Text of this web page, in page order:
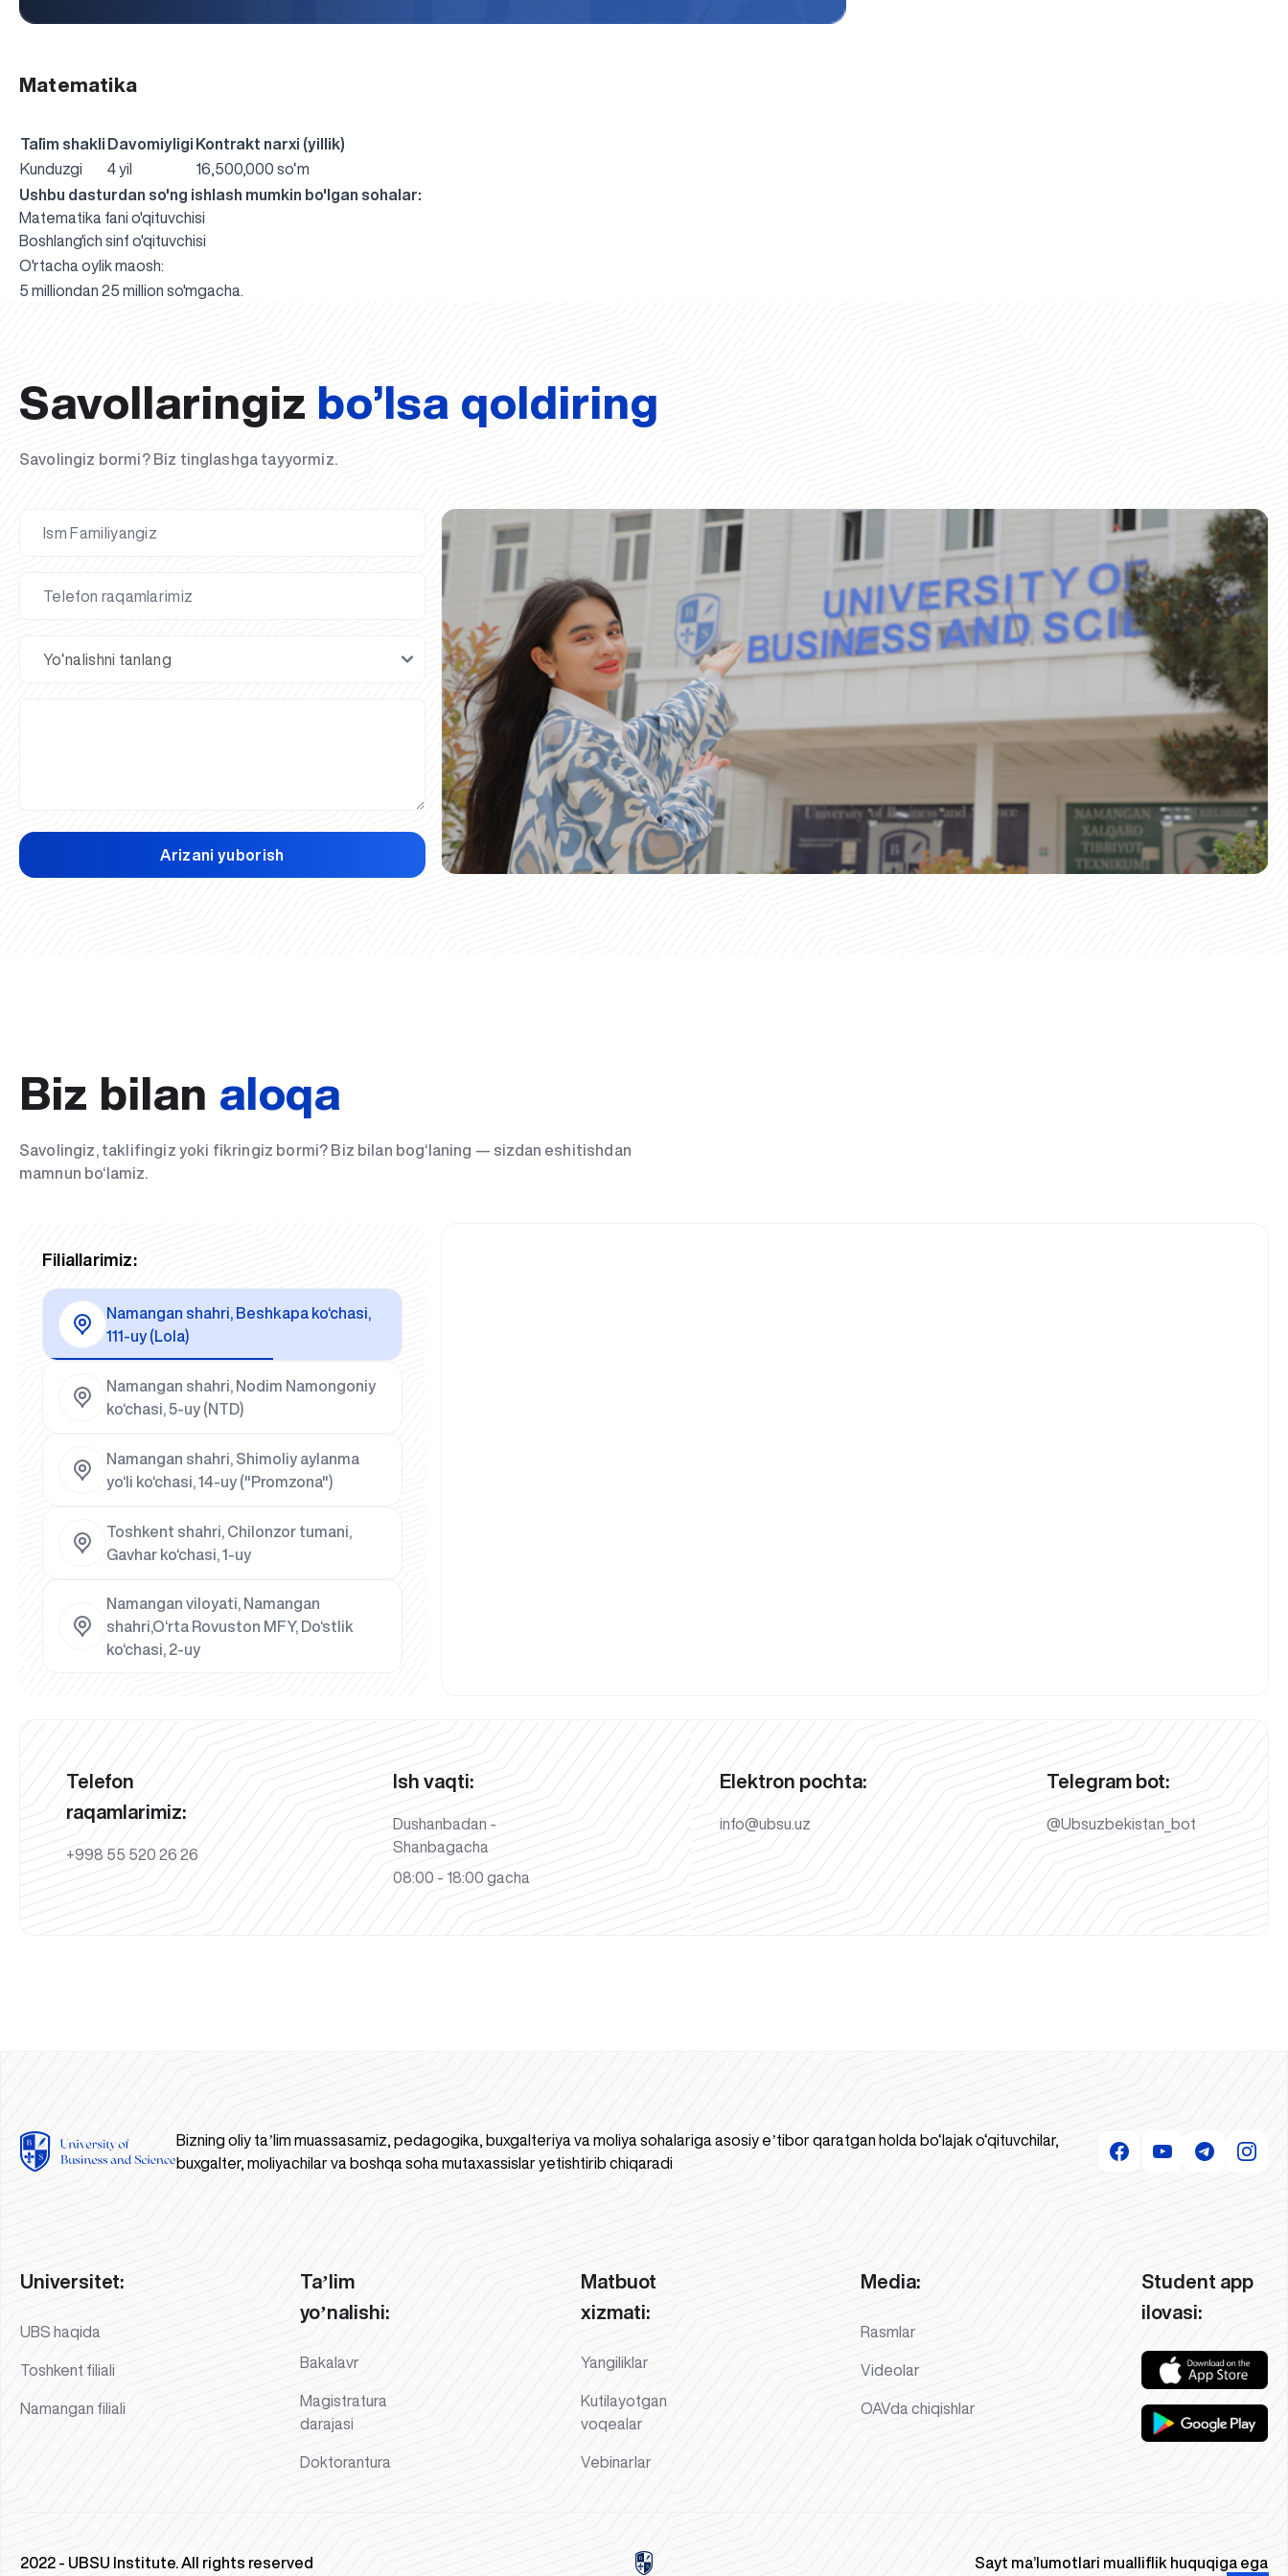
Matematika
Ta`lim shakli Davomiyligi Kontrakt narxi (yillik)
Kunduzgi
4 yil
16,500,000 so‘m
Ushbu dasturdan so'ng ishlash mumkin bo'lgan sohalar:
Matematika fani o'qituvchisi
Boshlang'ich sinf o'qituvchisi
O'rtacha oylik maosh:
5 milliondan 25 million so'mgacha.
Savollaringiz bo’lsa qoldiring
Savolingiz bormi? Biz tinglashga tayyormiz.
Arizani yuborish
Biz bilan aloqa
Savolingiz, taklifingiz yoki fikringiz bormi? Biz bilan bog‘laning — sizdan eshitishdan
mamnun bo‘lamiz.
Filiallarimiz:
Namangan shahri, Beshkapa ko‘chasi,
111-uy (Lola)
Namangan shahri, Nodim Namongoniy
ko‘chasi, 5-uy (NTD)
Namangan shahri, Shimoliy aylanma
yo‘li ko‘chasi, 14-uy ("Promzona")
Toshkent shahri, Chilonzor tumani,
Gavhar ko‘chasi, 1-uy
Namangan viloyati, Namangan
shahri,O‘rta Rovuston MFY, Do‘stlik
ko‘chasi, 2-uy
Telefon
raqamlarimiz:
+998 55 520 26 26
Ish vaqti:
Dushanbadan -
Shanbagacha
08:00 - 18:00 gacha
Elektron pochta:
info@ubsu.uz
Telegram bot:
@Ubsuzbekistan_bot
Bizning oliy taʼlim muassasamiz, pedagogika, buxgalteriya va moliya sohalariga asosiy eʼtibor qaratgan holda bo‘lajak o‘qituvchilar,
buxgalter, moliyachilar va boshqa soha mutaxassislar yetishtirib chiqaradi
Universitet:
UBS haqida
Toshkent filiali
Namangan filiali
Taʼlim
yoʼnalishi:
Bakalavr
Magistratura
darajasi
Doktorantura
Matbuot
xizmati:
Yangiliklar
Kutilayotgan
voqealar
Vebinarlar
Media:
Rasmlar
Videolar
OAVda chiqishlar
Student app
ilovasi:
2022 - UBSU Institute. All rights reserved Sayt ma’lumotlari mualliflik huquqiga ega